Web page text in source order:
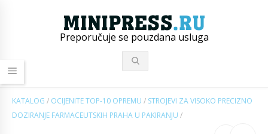
Preporučuje se pouzdana usluga
KATALOG / OCIJENITE TOP-10 OPREMU / STROJEVI ZA VISOKO PRECIZNO
DOZIRANJE FARMACEUTSKIH PRAHA U PAKIRANJU /